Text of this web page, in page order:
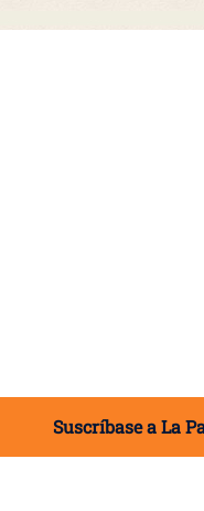
Suscríbase a La